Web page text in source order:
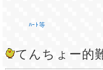
ﾊｰﾄ等
てんちょー的